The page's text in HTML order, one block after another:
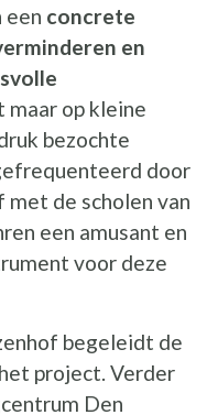
een concrete
en
maar op kleine
bezochte
door
de scholen van
een amusant en
voor deze
begeleidt de
project. Verder
Den